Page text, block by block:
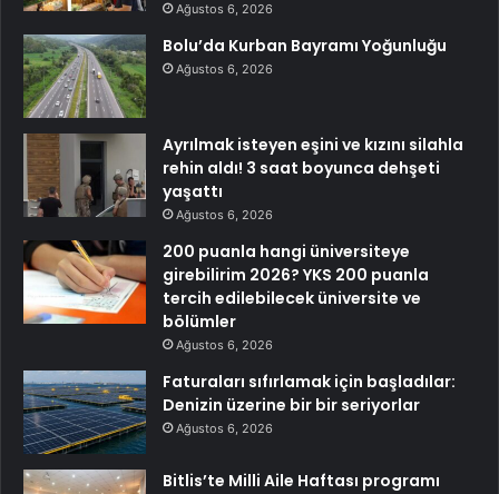
Ağustos 6, 2026
Bolu’da Kurban Bayramı Yoğunluğu
Ağustos 6, 2026
Ayrılmak isteyen eşini ve kızını silahla
rehin aldı! 3 saat boyunca dehşeti
yaşattı
Ağustos 6, 2026
200 puanla hangi üniversiteye
girebilirim 2026? YKS 200 puanla
tercih edilebilecek üniversite ve
bölümler
Ağustos 6, 2026
Faturaları sıfırlamak için başladılar:
Denizin üzerine bir bir seriyorlar
Ağustos 6, 2026
Bitlis’te Milli Aile Haftası programı